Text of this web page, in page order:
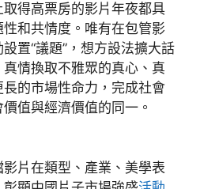
得高票房的影片年夜都具
和共情度。唯有在包管影
置“議題”，想方設法擴大話
情換取不雅眾的真心、真
的市場性命力，完成社會
值與經濟價值的同一。
片在類型、產業、美學表